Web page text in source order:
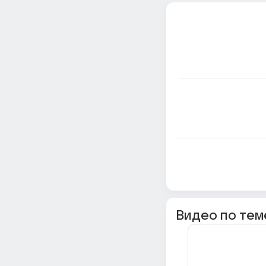
Видео по